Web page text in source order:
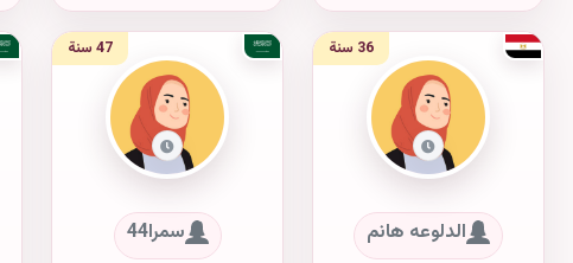
36 سنة
الدلوعه هانم
47 سنة
سمرا44